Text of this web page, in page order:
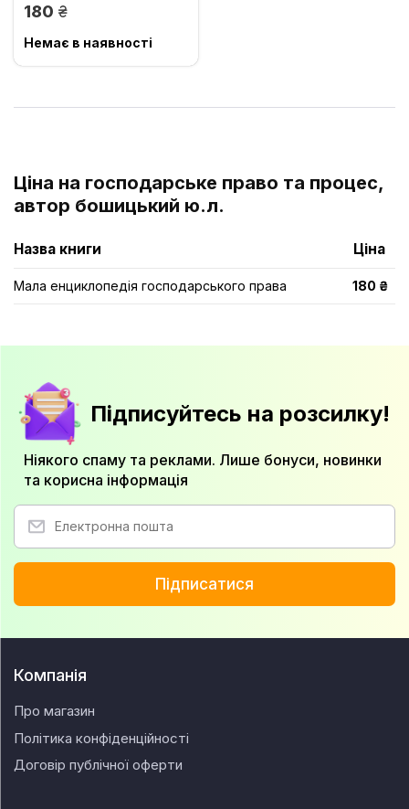
180 грн.
Немає в наявності
Ціна на господарське право та процес,
автор бошицький ю.л.
Назва книги Ціна
Мала енциклопедія господарського права 180 ₴
Підписуйтесь на розсилку!
Ніякого спаму та реклами. Лише бонуси, новинки
та корисна інформація
Підписатися
Компанія
Про магазин
Політика конфіденційності
Договір публічної оферти